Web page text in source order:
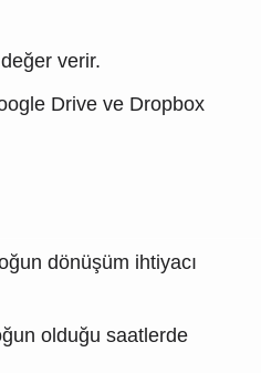
verir.
Drive ve Dropbox
dönüşüm ihtiyacı
olduğu saatlerde